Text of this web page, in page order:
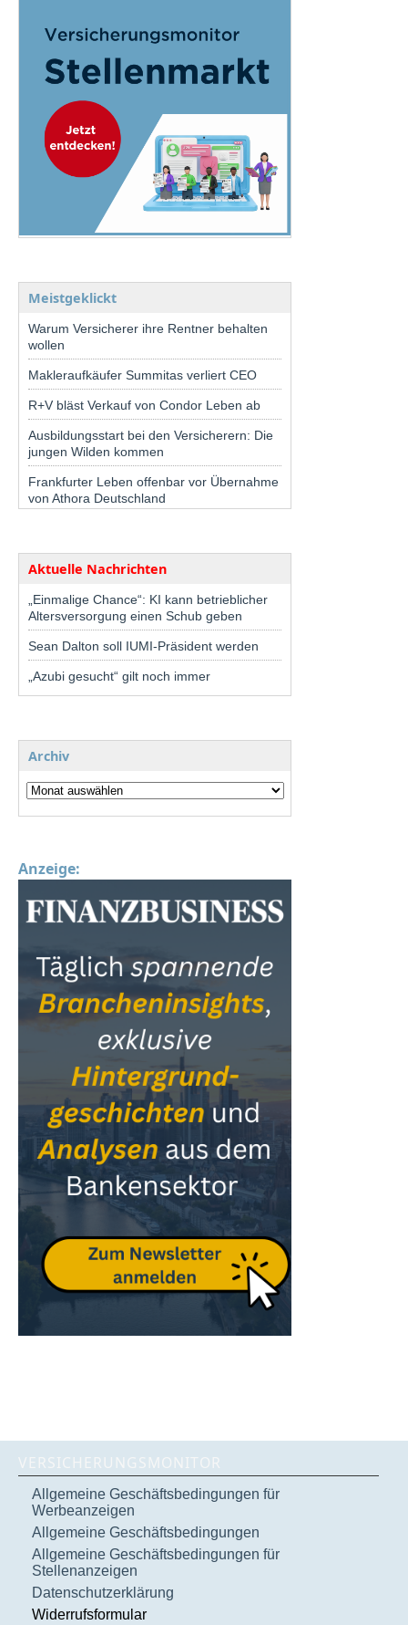
Meistgeklickt
Warum Versicherer ihre Rentner behalten
wollen
Makleraufkäufer Summitas verliert CEO
R+V bläst Verkauf von Condor Leben ab
Ausbildungsstart bei den Versicherern: Die
jungen Wilden kommen
Frankfurter Leben offenbar vor Übernahme
von Athora Deutschland
Aktuelle Nachrichten
„Einmalige Chance“: KI kann betrieblicher
Altersversorgung einen Schub geben
Sean Dalton soll IUMI-Präsident werden
„Azubi gesucht“ gilt noch immer
Archiv
Anzeige:
VERSICHERUNGSMONITOR
Allgemeine Geschäftsbedingungen für
Werbeanzeigen
Allgemeine Geschäftsbedingungen
Allgemeine Geschäftsbedingungen für
Stellenanzeigen
Datenschutzerklärung
Widerrufsformular